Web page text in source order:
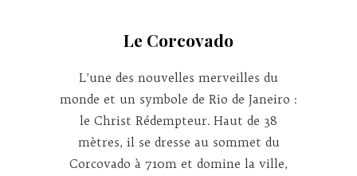
Le Corcovado
L’une des nouvelles merveilles du
monde et un symbole de Rio de Janeiro :
le Christ Rédempteur. Haut de 38
mètres, il se dresse au sommet du
Corcovado à 710m et domine la ville,